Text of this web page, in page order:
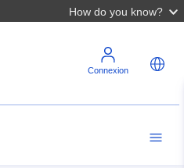
How do you know?
Connexion